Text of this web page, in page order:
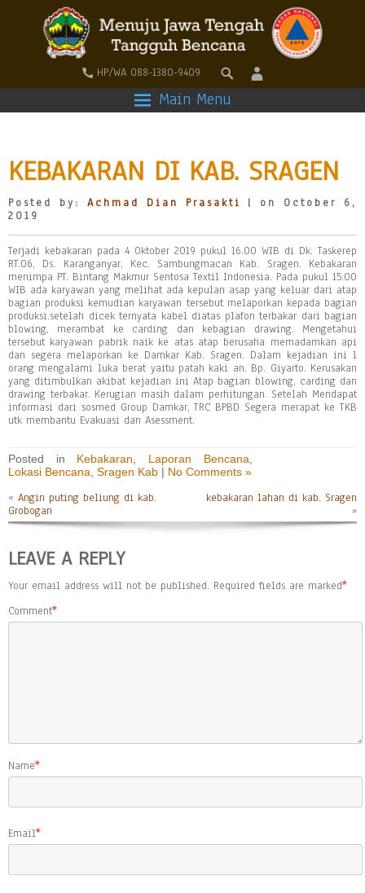
HP/WA 088-1380-9409
Main Menu
KEBAKARAN DI KAB. SRAGEN
Posted by: Achmad Dian Prasakti
| on October 6,
2019
Terjadi kebakaran pada 4 Oktober 2019 pukul 16.00 WIB di Dk. Taskerep
RT.06, Ds. Karanganyar, Kec. Sambungmacan Kab. Sragen. Kebakaran
menimpa PT. Bintang Makmur Sentosa Textil Indonesia. Pada pukul 15.00
WIB ada karyawan yang melihat ada kepulan asap yang keluar dari atap
bagian produksi kemudian karyawan tersebut melaporkan kepada bagian
produksi.setelah dicek ternyata kabel diatas plafon terbakar dari bagian
blowing, merambat ke carding dan kebagian drawing. Mengetahui
tersebut karyawan pabrik naik ke atas atap berusaha memadamkan api
dan segera melaporkan ke Damkar Kab. Sragen. Dalam kejadian ini 1
orang mengalami luka berat yaitu patah kaki an. Bp. Giyarto. Kerusakan
yang ditimbulkan akibat kejadian ini Atap bagian blowing, carding dan
drawing terbakar. Kerugian masih dalam perhitungan. Setelah Mendapat
informasi dari sosmed Group Damkar, TRC BPBD Segera merapat ke TKB
utk membantu Evakuasi dan Asessment.
Posted in Kebakaran Laporan Bencana
Lokasi Bencana Sragen Kab | No Comments »
« Angin puting beliung di kab.
Grobogan
kebakaran lahan di kab. Sragen
»
LEAVE A REPLY
Your email address will not be published. Required fields are marked*
Comment*
Name*
Email*